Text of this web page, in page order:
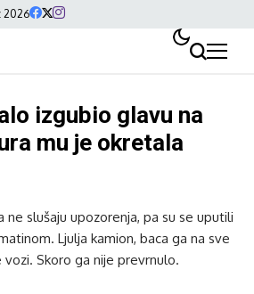
2026
izgubio glavu na
mu je okretala
ne slušaju upozorenja, pa su se uputili
Ljulja kamion, baca ga na sve
Skoro ga nije prevrnulo.